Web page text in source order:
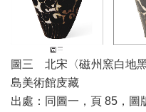
圖三 北宋〈磁州窯白地
島美術館庋藏
出處：同圖一，頁 85，圖